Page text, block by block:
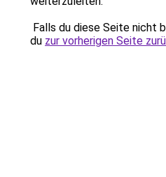
Falls du diese Seite nicht
du zur vorherigen Seite